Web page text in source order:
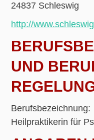
24837 Schleswig
http://
UND
Berufsbezeichnung:
Heilpraktikerin für